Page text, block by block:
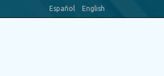
Español English